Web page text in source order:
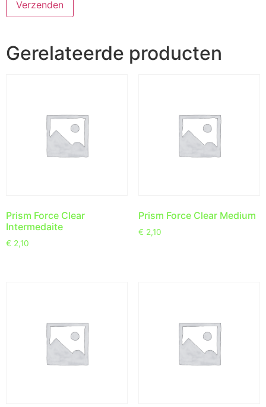
Gerelateerde producten
Prism Force Clear
Intermedaite
€ 2,10
Prism Force Clear Medium
€ 2,10